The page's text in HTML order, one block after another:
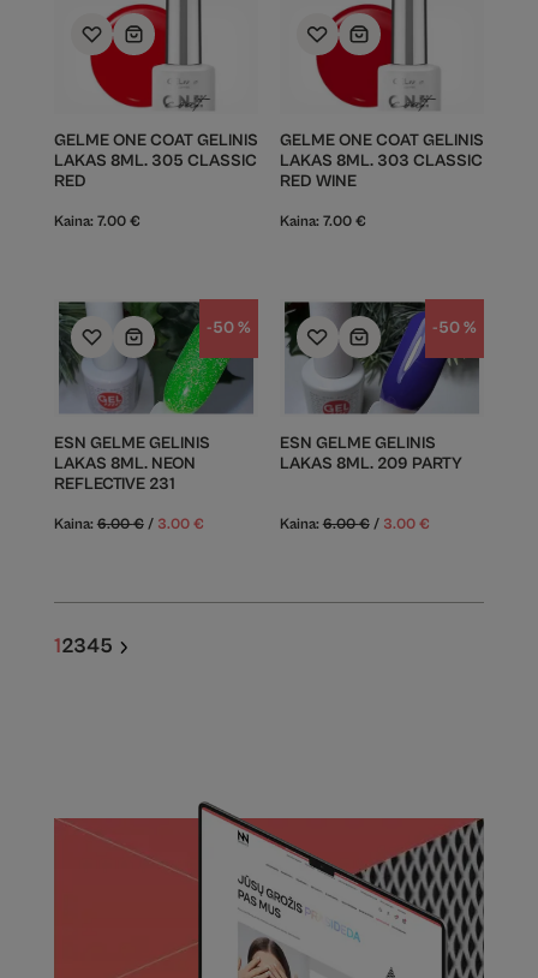
GELME ONE COAT GELINIS
LAKAS 8ML. 305 CLASSIC
RED
Kaina: 7.00 €
GELME ONE COAT GELINIS
LAKAS 8ML. 303 CLASSIC
RED WINE
Kaina: 7.00 €
-50 %
ESN GELME GELINIS
LAKAS 8ML. NEON
REFLECTIVE 231
Kaina: 6.00€ / 3.00 €
-50 %
ESN GELME GELINIS
LAKAS 8ML. 209 PARTY
Kaina:6.00€ / 3.00 €
12345